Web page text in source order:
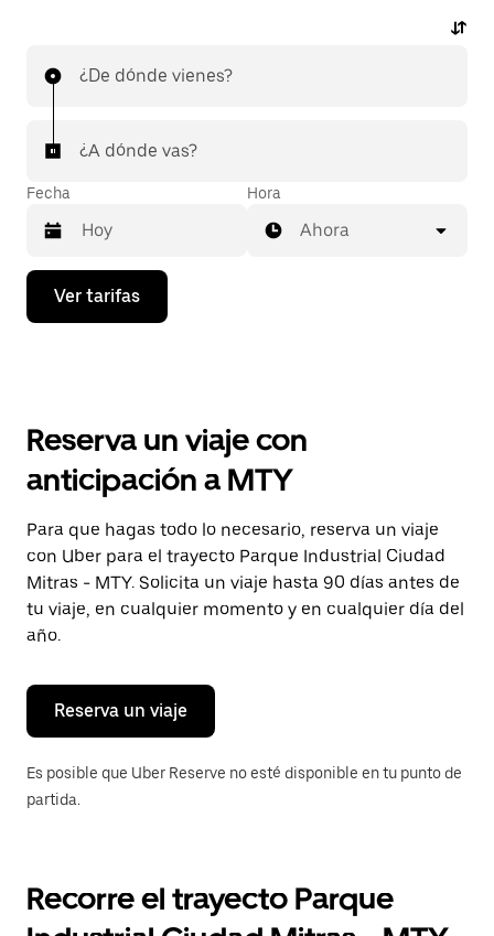
¿De dónde vienes?
¿A dónde vas?
Fecha
Presiona
flecha
el
y
selecciona
una
fecha.
Presiona
la
tecla Esc
para
cerrar
calendario.
Hora
Ahora
Ver tarifas
Reserva un viaje con
anticipación a MTY
Para que hagas todo lo necesario, reserva un viaje
con Uber para el trayecto Parque Industrial Ciudad
Mitras - MTY. Solicita un viaje hasta 90 días antes de
tu viaje, en cualquier momento y en cualquier día del
año.
Reserva un viaje
Es posible que Uber Reserve no esté disponible en tu punto de
partida.
Recorre el trayecto Parque